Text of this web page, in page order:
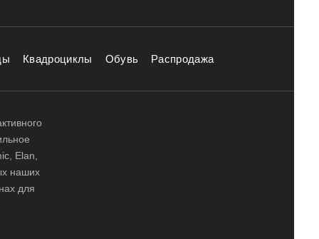
Квадроциклы Обувь Распродажа
Elan,
наших
для